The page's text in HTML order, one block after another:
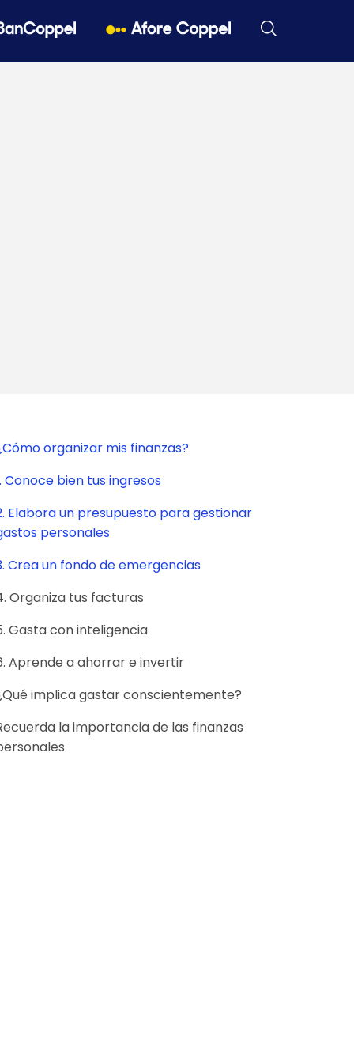
organizar mis finanzas?
Conoce bien tus ingresos
Elabora un presupuesto para gestionar
personales
Crea un fondo de emergencias
Organiza tus facturas
Gasta con inteligencia
Aprende a ahorrar e invertir
implica gastar conscientemente?
la importancia de las finanzas